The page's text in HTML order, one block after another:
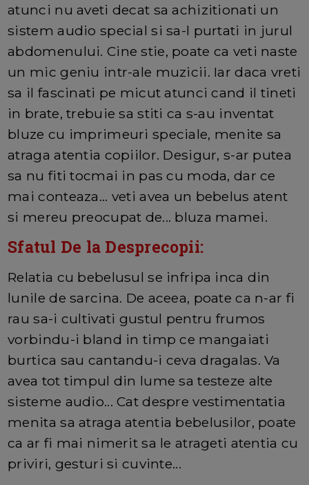
atunci nu aveti decat sa achizitionati un
sistem audio special si sa-l purtati in jurul
abdomenului. Cine stie, poate ca veti naste
un mic geniu intr-ale muzicii. Iar daca vreti
sa il fascinati pe micut atunci cand il tineti
in brate, trebuie sa stiti ca s-au inventat
bluze cu imprimeuri speciale, menite sa
atraga atentia copiilor. Desigur, s-ar putea
sa nu fiti tocmai in pas cu moda, dar ce
mai conteaza... veti avea un bebelus atent
si mereu preocupat de... bluza mamei.
Sfatul De la Desprecopii:
Relatia cu bebelusul se infripa inca din
lunile de sarcina. De aceea, poate ca n-ar fi
rau sa-i cultivati gustul pentru frumos
vorbindu-i bland in timp ce mangaiati
burtica sau cantandu-i ceva dragalas. Va
avea tot timpul din lume sa testeze alte
sisteme audio... Cat despre vestimentatia
menita sa atraga atentia bebelusilor, poate
ca ar fi mai nimerit sa le atrageti atentia cu
priviri, gesturi si cuvinte...